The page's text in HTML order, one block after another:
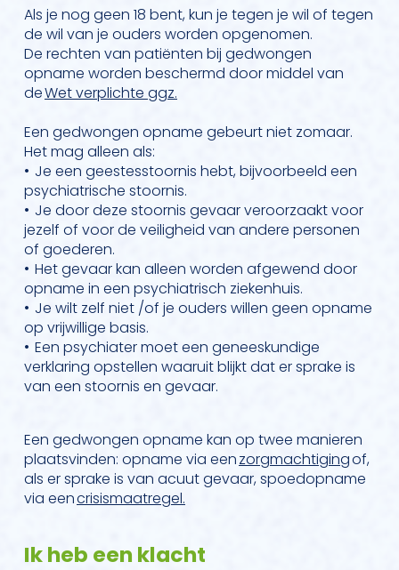
Als je nog geen 18 bent, kun je tegen je wil of tegen
de wil van je ouders worden opgenomen.
De rechten van patiënten bij gedwongen
opname worden beschermd door middel van
deWet verplichte ggz.
Een gedwongen opname gebeurt niet zomaar.
Het mag alleen als:
• Je een geestesstoornis hebt, bijvoorbeeld een
psychiatrische stoornis.
• Je door deze stoornis gevaar veroorzaakt voor
jezelf of voor de veiligheid van andere personen
of goederen.
• Het gevaar kan alleen worden afgewend door
opname in een psychiatrisch ziekenhuis.
• Je wilt zelf niet /of je ouders willen geen opname
op vrijwillige basis.
• Een psychiater moet een geneeskundige
verklaring opstellen waaruit blijkt dat er sprake is
van een stoornis en gevaar.
Een gedwongen opname kan op twee manieren
plaatsvinden: opname via eenzorgmachtigingof,
als er sprake is van acuut gevaar, spoedopname
via eencrisismaatregel.
Ik heb een klacht